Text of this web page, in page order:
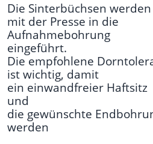
Die Sinterbüchsen werden
mit der Presse in die
Aufnahmebohrung
eingeführt.
Die empfohlene
ist wichtig, damit
ein einwandfreier Haftsitz
und
die gewünschte
werden